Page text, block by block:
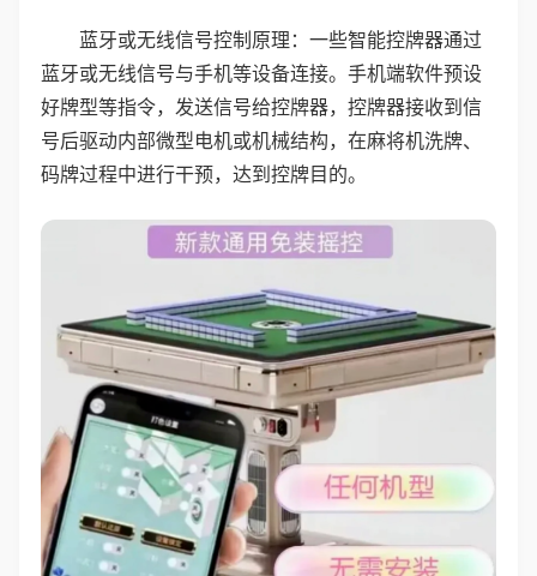
蓝牙或无线信号控制原理：一些智能控牌器通过
蓝牙或无线信号与手机等设备连接。手机端软件预设
好牌型等指令，发送信号给控牌器，控牌器接收到信
号后驱动内部微型电机或机械结构，在麻将机洗牌、
码牌过程中进行干预，达到控牌目的。